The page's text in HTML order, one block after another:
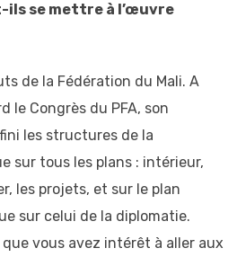
ils se mettre à l’œuvre
de la Fédération du Mali. A
le Congrès du PFA, son
les structures de la
sur tous les plans : intérieur,
les projets, et sur le plan
sur celui de la diplomatie.
que vous avez intérêt à aller aux